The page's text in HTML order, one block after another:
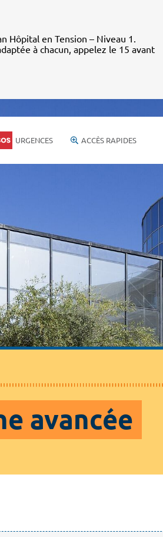
Hôpital en Tension – Niveau 1.
à chacun, appelez le 15 avant
URGENCES ACCÈS RAPIDES
avancée